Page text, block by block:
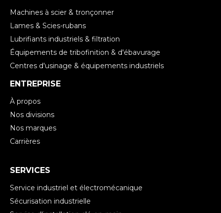
Machines à scier & tronçonner
Lames & Scies-rubans
Lubrifiants industriels & filtration
Équipements de tribofinition & d'ébavurage
Centres d'usinage & équipements industriels
ENTREPRISE
À propos
Nos divisions
Nos marques
Carrières
SERVICES
Service industriel et électromécanique
Sécurisation industrielle